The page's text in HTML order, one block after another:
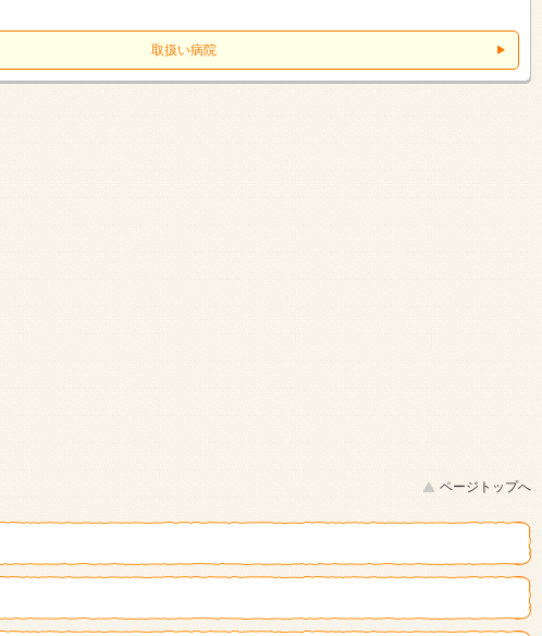
取扱い病院
ページトップへ